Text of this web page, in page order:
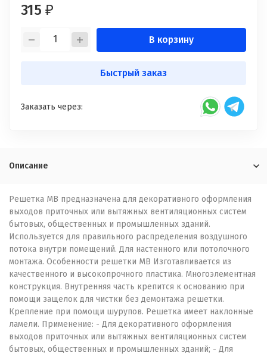
315 ₽
В корзину
Быстрый заказ
Заказать через:
Описание
Решетка МВ предназначена для декоративного оформления
выходов приточных или вытяжных вентиляционных систем
бытовых, общественных и промышленных зданий.
Используется для правильного распределения воздушного
потока внутри помещений. Для настенного или потолочного
монтажа. Особенности решетки МВ Изготавливается из
качественного и высокопрочного пластика. Многоэлементная
конструкция. Внутренняя часть крепится к основанию при
помощи защелок для чистки без демонтажа решетки.
Крепление при помощи шурупов. Решетка имеет наклонные
ламели. Применение: - Для декоративного оформления
выходов приточных или вытяжных вентиляционных систем
бытовых, общественных и промышленных зданий; - Для